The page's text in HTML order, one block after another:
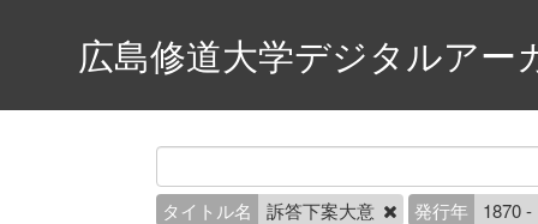
広島修道大学デジタルアー
タイトル名 訴答下案大意 発行年 1870